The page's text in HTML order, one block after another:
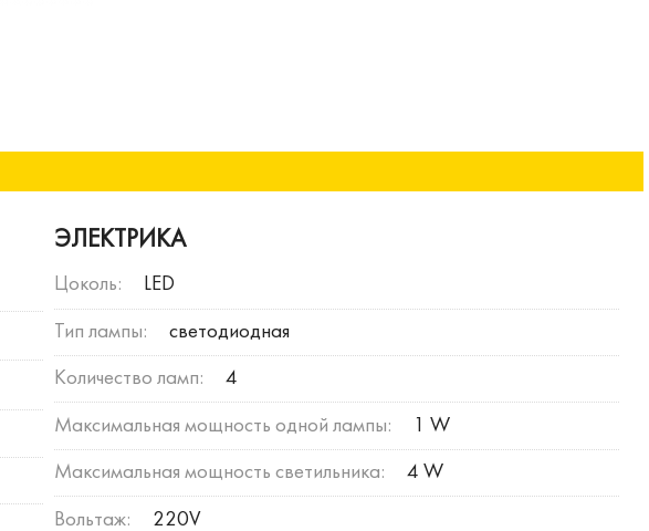
ЭЛЕКТРИКА
Цоколь: LED
Тип лампы: светодиодная
Количество ламп: 4
Максимальная мощность одной лампы: 1 W
Максимальная мощность светильника: 4 W
Вольтаж: 220V